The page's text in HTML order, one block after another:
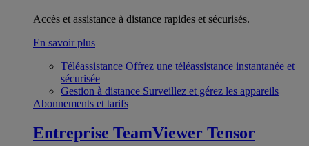
Accès et assistance à distance rapides et sécurisés.
En savoir plus
Téléassistance Offrez une téléassistance instantanée et
sécurisée
Gestion à distance Surveillez et gérez les appareils
Abonnements et tarifs
Entreprise TeamViewer Tensor